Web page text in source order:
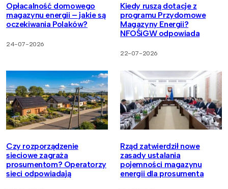
Opłacalność domowego
magazynu energii – jakie są
oczekiwania Polaków?
24-07-2026
Kiedy ruszą dotacje z
programu Przydomowe
Magazyny Energii?
NFOŚiGW odpowiada
22-07-2026
Czy rozporządzenie
sieciowe zagraża
prosumentom? Operatorzy
sieci odpowiadają
Rząd zatwierdził nowe
zasady ustalania
pojemności magazynu
energii dla prosumenta